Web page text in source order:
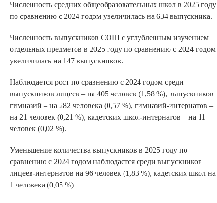
Численность средних общеобразовательных школ в 2025 году
по сравнению с 2024 годом увеличилась на 634 выпускника.
Численность выпускников СОШ с углубленным изучением
отдельных предметов в 2025 году по сравнению с 2024 годом
увеличилась на 147 выпускников.
Наблюдается рост по сравнению с 2024 годом среди
выпускников лицеев – на 405 человек (1,58 %), выпускников
гимназий – на 282 человека (0,57 %), гимназий-интернатов –
на 21 человек (0,21 %), кадетских школ-интернатов – на 11
человек (0,02 %).
Уменьшение количества выпускников в 2025 году по
сравнению с 2024 годом наблюдается среди выпускников
лицеев-интернатов на 96 человек (1,83 %), кадетских школ на
1 человека (0,05 %).